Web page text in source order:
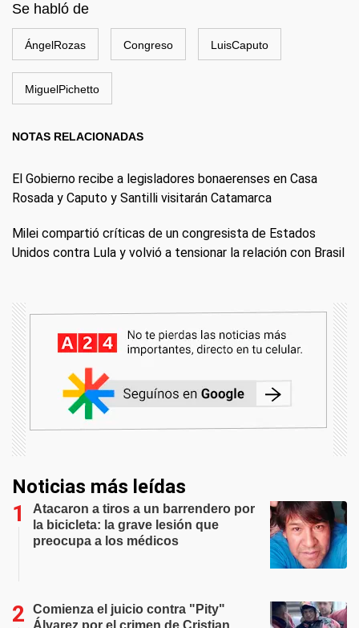
Se habló de
ÁngelRozas Congreso LuisCaputo
MiguelPichetto
NOTAS RELACIONADAS
El Gobierno recibe a legisladores bonaerenses en Casa
Rosada y Caputo y Santilli visitarán Catamarca
Milei compartió críticas de un congresista de Estados
Unidos contra Lula y volvió a tensionar la relación con Brasil
Noticias más leídas
Atacaron a tiros a un barrendero por
la bicicleta: la grave lesión que
preocupa a los médicos
Comienza el juicio contra "Pity"
Álvarez por el crimen de Cristian